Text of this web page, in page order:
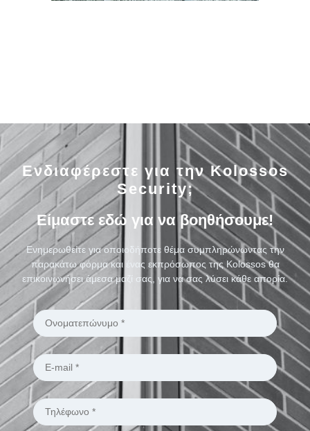
Ενδιαφέρεστε για την Kolossos
Security;
Είμαστε εδώ για να βοηθήσουμε!
Ενημερωθείτε για οποιοδήποτε θέμα συμπληρώνωντας την
παρακάτω φόρμα και ένας εκπρόσωπος της Kolossos θα
επικοινωνήσει άμεσα μαζί σας, για να σας λύσει κάθε απορία.